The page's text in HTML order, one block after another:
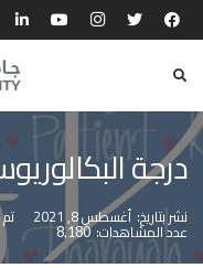
درجة
نشر بتاريخ: أغسطس 8, 2021 تم
عدد المشاهدات: 8,180